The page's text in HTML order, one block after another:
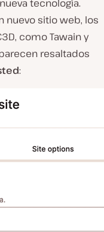
tecnología.
nuevo sitio web, los
como Tawain y
resaltados
: